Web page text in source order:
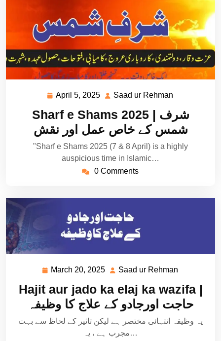
April 5, 2025 April
2025
Saad ur Rehman
Rehman
Sharf e Shams 2025 | شرف
شمس کے خاص عمل اور نقش
"Sharf e Shams 2025 (7 & 8 April) is a highly
auspicious time in Islamic…
0 Comments
March 20, 2025 March
2025
Saad ur Rehman
Rehman
Hajit aur jado ka elaj ka wazifa |
حاجت اورجادو کے علاج کا وظیفہ
یہ وظیفہ انتہائی مختصر ہے لیکن تاثیر کے لحاظ سے بہت
مجرب ہے ، یہ…